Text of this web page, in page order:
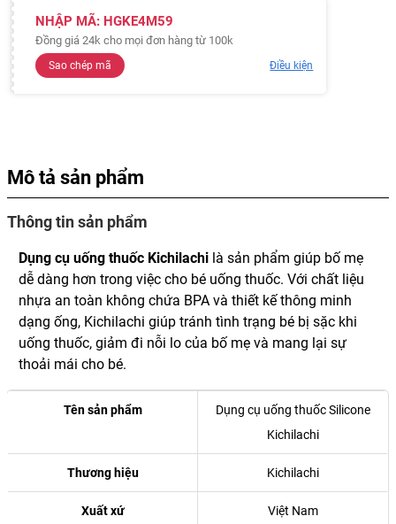
NHẬP MÃ: HGKE4M59
Đồng giá 24k cho mọi đơn hàng từ 100k
Sao chép mã Điều kiện
Mô tả sản phẩm
Thông tin sản phẩm
Dụng cụ uống thuốc Kichilachilà sản phẩm giúp bố mẹ
dễ dàng hơn trong việc cho bé uống thuốc. Với chất liệu
nhựa an toàn không chứa BPA và thiết kế thông minh
dạng ống, Kichilachi giúp tránh tình trạng bé bị sặc khi
uống thuốc, giảm đi nỗi lo của bố mẹ và mang lại sự
thoải mái cho bé.
Tên sản phẩm
Dụng cụ uống thuốc Silicone
Kichilachi
Thương hiệu Kichilachi
Xuất xứ Việt Nam